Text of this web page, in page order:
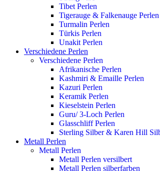
Tibet Perlen
Tigerauge & Falkenauge Perlen
Turmalin Perlen
Türkis Perlen
Unakit Perlen
Verschiedene Perlen
Verschiedene Perlen
Afrikanische Perlen
Kashmiri & Emaille Perlen
Kazuri Perlen
Keramik Perlen
Kieselstein Perlen
Guru/ 3-Loch Perlen
Glasschliff Perlen
Sterling Silber & Karen Hill
Metall Perlen
Metall Perlen
Metall Perlen versilbert
Metall Perlen silberfarben